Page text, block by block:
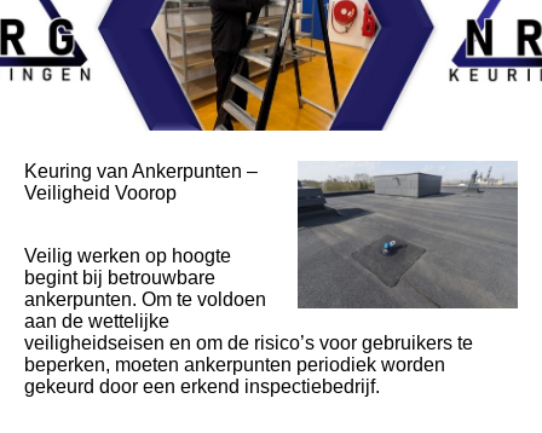
Keuring van Ankerpunten –
Veiligheid Voorop
Veilig werken op hoogte
begint bij betrouwbare
ankerpunten. Om te voldoen
aan de wettelijke
veiligheidseisen en om de risico’s voor gebruikers te
beperken, moeten ankerpunten periodiek worden
gekeurd door een erkend inspectiebedrijf.